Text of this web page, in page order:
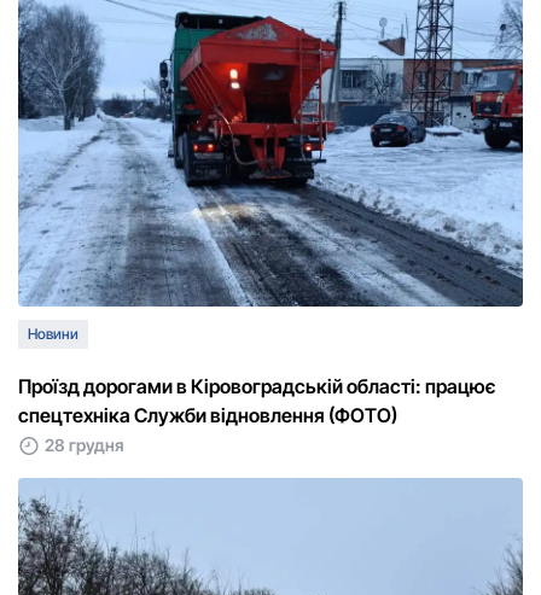
Новини
Проїзд дорогами в Кіровоградській області: працює
спецтехніка Служби відновлення (ФОТО)
28 грудня